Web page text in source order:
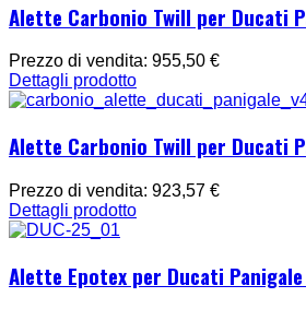
Alette Carbonio Twill per Ducati
Prezzo di vendita: 955,50 €
Dettagli prodotto
Alette Carbonio Twill per Ducati
Prezzo di vendita: 923,57 €
Dettagli prodotto
Alette Epotex per Ducati